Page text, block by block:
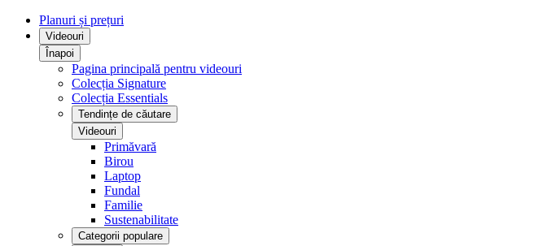
Planuri și prețuri
Videouri
Înapoi
Pagina principală pentru videouri
Colecția Signature
Colecția Essentials
Tendințe de căutare
Videouri
Primăvară
Birou
Laptop
Fundal
Familie
Sustenabilitate
Categorii populare